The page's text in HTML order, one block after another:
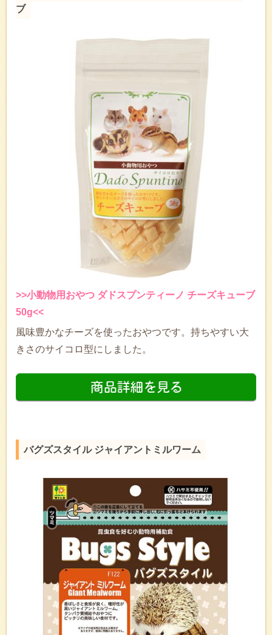
ブ
>>小動物用おやつ ダドスプンティーノ チーズキューブ
50g<<
風味豊かなチーズを使ったおやつです。持ちやすい大
きさのサイコロ型にしました。
バグズスタイル ジャイアントミルワーム